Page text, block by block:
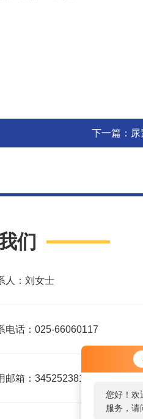
您好！
服务，
您好，看
了需求产
下一篇：
们
人：刘女士
电话：025-66060117
邮箱：3452523816@qq.com